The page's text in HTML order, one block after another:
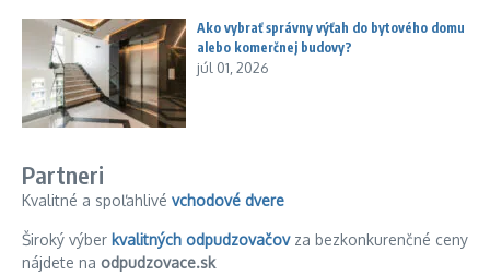
Ako vybrať správny výťah do bytového domu
alebo komerčnej budovy?
júl 01, 2026
Partneri
Kvalitné a spoľahlivé vchodové dvere
Široký výber kvalitných odpudzovačovza bezkonkurenčné ceny
nájdete na odpudzovace.sk